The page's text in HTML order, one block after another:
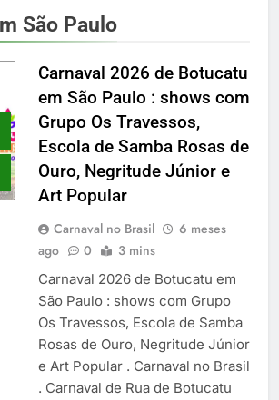
2027 – Desfile
Das Escolas De
Samba
Rainhas De Bateria – Famosos No
Carnaval
São Paulo
Carnaval 2026 de Botucatu
em São Paulo : shows com
Grupo Os Travessos,
Escola de Samba Rosas de
Ouro, Negritude Júnior e
Art Popular
Carnaval no Brasil
6 meses
ago
0 3 mins
Carnaval 2026 de Botucatu em
São Paulo : shows com Grupo
Os Travessos, Escola de Samba
Rosas de Ouro, Negritude Júnior
e Art Popular . Carnaval no Brasil
. Carnaval de Rua de Botucatu